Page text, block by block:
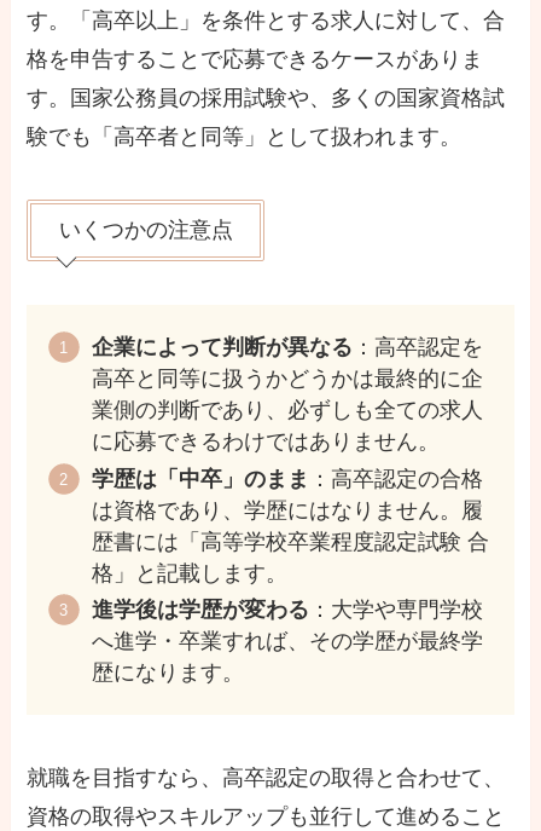
す。「高卒以上」を条件とする求人に対して、合
格を申告することで応募できるケースがありま
す。国家公務員の採用試験や、多くの国家資格試
験でも「高卒者と同等」として扱われます。
いくつかの注意点
企業によって判断が異なる ：高卒認定を
高卒と同等に扱うかどうかは最終的に企
業側の判断であり、必ずしも全ての求人
に応募できるわけではありません。
学歴は「中卒」のまま ：高卒認定の合格
は資格であり、学歴にはなりません。履
歴書には「高等学校卒業程度認定試験 合
格」と記載します。
進学後は学歴が変わる ：大学や専門学校
へ進学・卒業すれば、その学歴が最終学
歴になります。
就職を目指すなら、高卒認定の取得と合わせて、
資格の取得やスキルアップも並行して進めること